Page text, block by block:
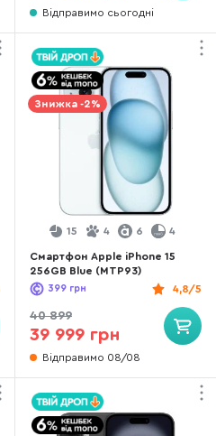
Відправимо сьогодні
Знижка -2%
15 4 6 4
Смартфон Apple iPhone 15
256GB Blue (MTP93)
4,8/5
399 грн
40 899
39 999 грн
Відправимо 08/08